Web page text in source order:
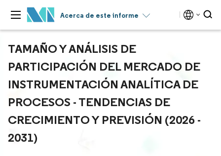
Acerca de este informe
TAMAÑO Y ANÁLISIS DE
PARTICIPACIÓN DEL MERCADO DE
INSTRUMENTACIÓN ANALÍTICA DE
PROCESOS - TENDENCIAS DE
CRECIMIENTO Y PREVISIÓN (2026 -
2031)